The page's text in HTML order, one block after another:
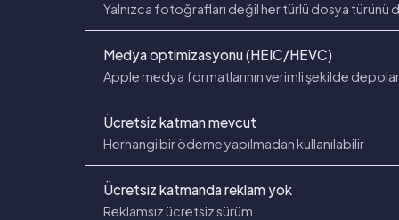
Yalnızca fotoğrafları değil her türlü dosya türünü
Medya optimizasyonu (HEIC/HEVC)
Apple medya formatlarının verimli şekilde
Ücretsiz katman mevcut
Herhangi bir ödeme yapılmadan kullanılabilir
Ücretsiz katmanda reklam yok
Reklamsız ücretsiz sürüm